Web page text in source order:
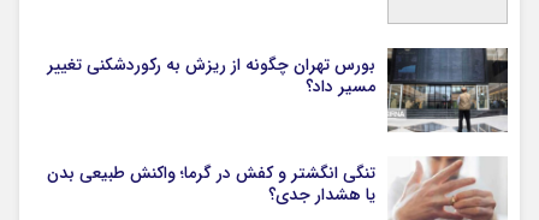
بورس تهران چگونه از ریزش به رکوردشکنی تغییر
مسیر داد؟
تنگی انگشتر و کفش در گرما؛ واکنش طبیعی بدن
یا هشدار جدی؟